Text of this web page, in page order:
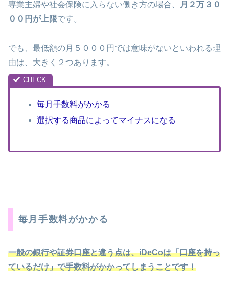
専業主婦や社会保険に入らない働き方の場合、
月２万３０
００円が上限です。
でも、最低額の月５０００円では意味がないといわれる理
由は、大きく２つあります。
毎月手数料がかかる
選択する商品によってマイナスになる
毎月手数料がかかる
一般の銀行や証券口座と違う点は、iDeCoは「口座を持っ
ているだけ」で手数料がかかってしまうことです！